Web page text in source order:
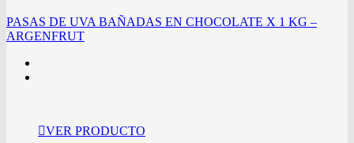
PASAS DE UVA BAÑADAS EN CHOCOLATE X 1 KG –
ARGENFRUT
VER PRODUCTO